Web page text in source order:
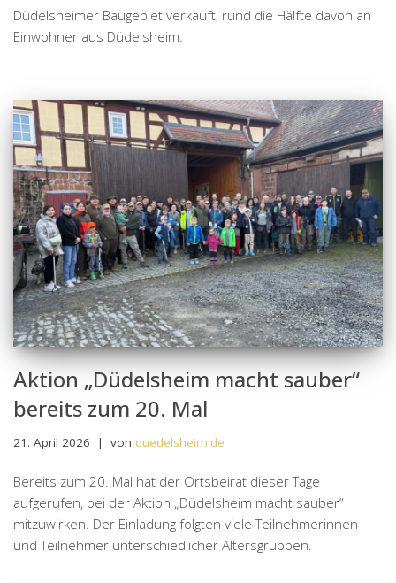
Düdelsheimer Baugebiet verkauft, rund die Hälfte davon an
Einwohner aus Düdelsheim.
Aktion „Düdelsheim macht sauber“
bereits zum 20. Mal
21. April 2026 von duedelsheim.de
Bereits zum 20. Mal hat der Ortsbeirat dieser Tage
aufgerufen, bei der Aktion „Düdelsheim macht sauber“
mitzuwirken. Der Einladung folgten viele Teilnehmerinnen
und Teilnehmer unterschiedlicher Altersgruppen.